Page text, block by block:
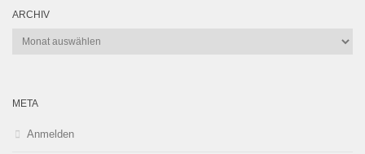
ARCHIV
Archiv
META
Anmelden